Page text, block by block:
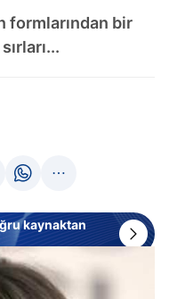
formlarından bir
kaynaktan